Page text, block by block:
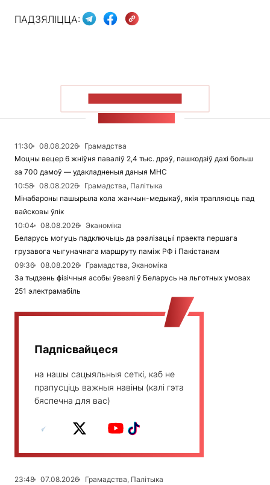
ПАДЗЯЛІЦЦА:
11:30 08.08.2026
Грамадства
Моцны вецер 6 жніўня паваліў 2,4 тыс. дрэў, пашкодзіў дахі больш
за 700 дамоў — удакладненыя даныя МНС
10:58
08.08.2026
Грамадства, Палітыка
Мінабароны пашырыла кола жанчын-медыкаў, якія трапляюць пад
вайсковы ўлік
10:04
08.08.2026
Эканоміка
Беларусь могуць падключыць да рэалізацыі праекта першага
грузавога чыгуначнага маршруту паміж РФ і Пакістанам
09:36
08.08.2026
Грамадства, Эканоміка
За тыдзень фізічныя асобы ўвезлі ў Беларусь на льготных умовах
251 электрамабіль
Падпісвайцеся
на нашы сацыяльныя сеткі, каб не
прапусціць важныя навіны (калі гэта
бяспечна для вас)
23:48 07.08.2026
Грамадства, Палітыка